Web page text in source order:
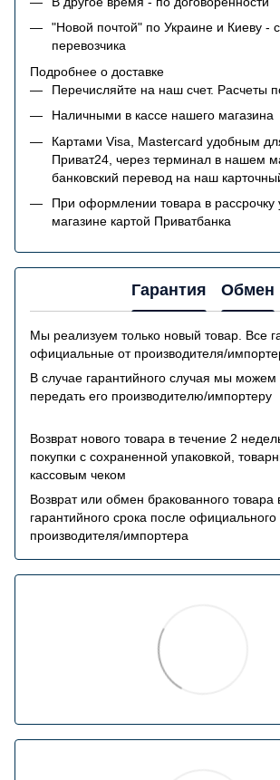
"Новой почтой" по Украине и Киеву -
перевозчика
Подробнее о доставке
Перечисляйте на наш счет. Расчеты
Наличными в кассе нашего магазина
Картами Visa, Mastercard удобным
Приват24, через терминал в нашем
банковский перевод на наш
При оформлении товара в рассрочку
магазине картой Приватбанка
Гарантия Обмен
Мы реализуем только новый товар. Все
официальные от производителя/
В случае гарантийного случая мы можем
передать его производителю/импортеру
Возврат нового товара в течение 2
покупки с сохраненной упаковкой,
кассовым чеком
Возврат или обмен бракованного товара
гарантийного срока после
производителя/импортера